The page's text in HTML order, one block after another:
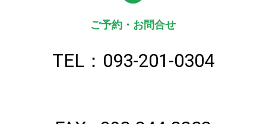
ご予約・お問合せ
TEL：093-201-0304